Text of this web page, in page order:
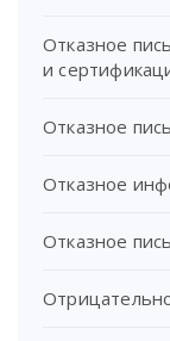
Отказное
и
Отказное
Отказное
Отказное